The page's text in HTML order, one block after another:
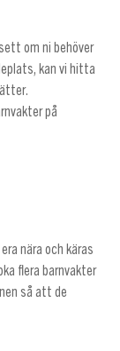
om ni behöver
kan vi hitta
på
nära och käras
flera barnvakter
så att de